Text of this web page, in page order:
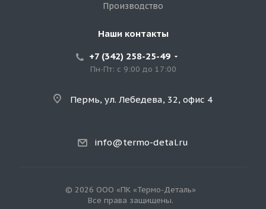
Производство
Наши контакты
+7 (342) 258-25-49
Пн-Пт: с 9:00 до 17:00
Пермь, ул. Лебедева, 32, офис 4
info@termo-detal.ru
© 2026 ООО «ПК «Термо-Деталь»
Все права защищены.